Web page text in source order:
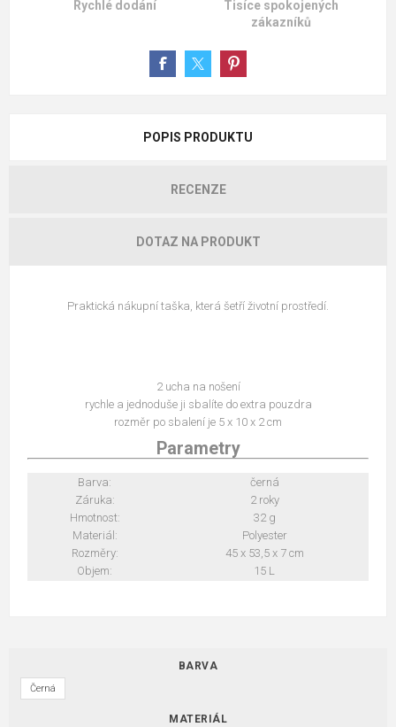
Rychlé dodání
Tisíce spokojených
zákazníků
POPIS PRODUKTU
RECENZE
DOTAZ NA PRODUKT
Praktická nákupní taška, která šetří životní prostředí.
2 ucha na nošení
rychle a jednoduše ji sbalíte do extra pouzdra
rozměr po sbalení je 5 x 10 x 2 cm
Parametry
Barva:
černá
Záruka:
2 roky
Hmotnost:
32 g
Materiál:
Polyester
Rozměry:
45 x 53,5 x 7 cm
Objem:
15 L
BARVA
Černá
MATERIÁL